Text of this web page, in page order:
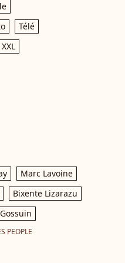
Télé
Marc Lavoine
Bixente Lizarazu
PEOPLE